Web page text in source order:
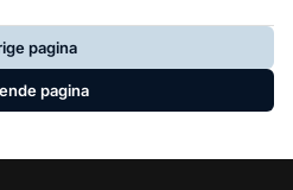
om verder te kijken dan
en huurtarieven, blogt
Pen.
pagina
pagina